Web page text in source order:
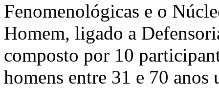
Fenomenológicas e o
Homem, ligado a
composto por 10
homens entre 31 e 70